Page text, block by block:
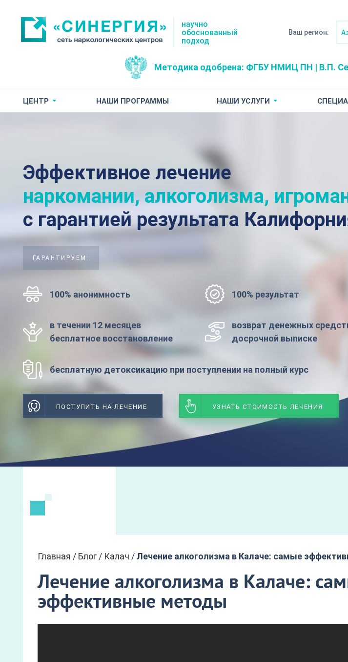
научно
обоснованный
подход
Ваш регион:
Методика одобрена: ФГБУ НМИЦ ПН | В.П.
ЦЕНТР НАШИ ПРОГРАММЫ НАШИ УСЛУГИ
Эффективное лечение
наркомании, алкоголизма,
с гарантией результата
ГАРАНТИРУЕМ:
100% анонимность 100% результат
в течении 12 месяцев
бесплатное восстановление
возврат денежных
досрочной выписке
бесплатную детоксикацию при поступлении на полный курс
ПОСТУПИТЬ НА ЛЕЧЕНИЕ УЗНАТЬ СТОИМОСТЬ ЛЕЧЕНИЯ
Главная / Блог / Калач /Лечение алкоголизма в Калаче: самые
Лечение алкоголизма в Калаче:
эффективные методы